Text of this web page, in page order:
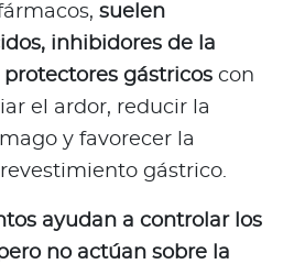
suelen
inhibidores de la
gástricos con
el ardor, reducir la
y favorecer la
gástrico.
ayudan a controlar los
no actúan sobre la